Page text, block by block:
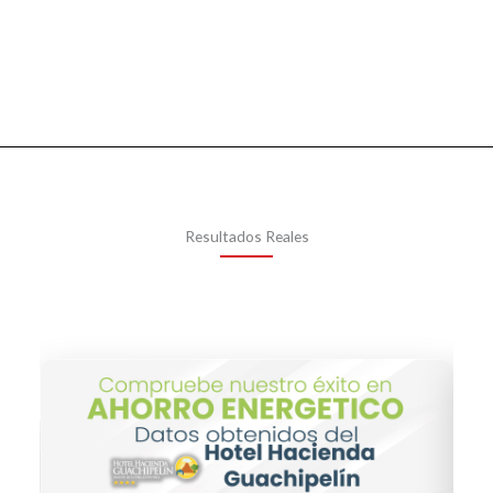
Resultados Reales